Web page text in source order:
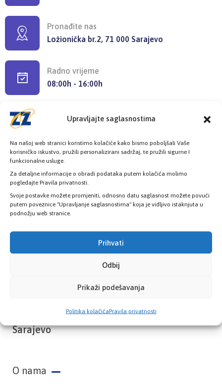
Upravljajte saglasnostima
Na našoj web stranici koristimo kolačiće kako bismo poboljšali Vaše
korisničko iskustvo, pružili personalizirani sadržaj, te pružili sigurne I
funkcionalne usluge.
Za detaljne informacije o obradi podataka putem kolačića molimo
pogledajte Pravila privatnosti.
Svoje postavke možete promjeniti, odnosno datu saglasnost možete povući
putem poveznice "Upravljanje saglasnostima" koja je vidljivo istaknjuta u
podnožju web stranice.
Prihvati
Odbij
Prikaži podešavanja
Politika kolačićaPravila privatnosti
Pronađite nas
Ložionička br.2, 71 000 Sarajevo
Radno vrijeme
08:00h - 16:00h
Provjerite status vaše elektronske
zdravstvene kartice
PROVJERITE STATUS
Zavod zdravstvenog osiguranja Kantona
Sarajevo
O nama